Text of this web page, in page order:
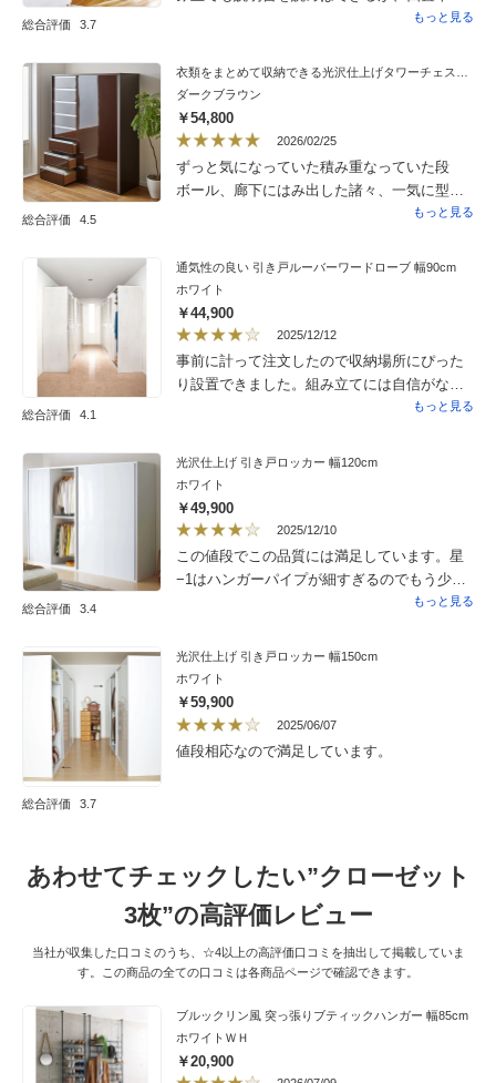
総合評価 3.7
度のスペースが必要で、寝かして組み立て、
に棚を作り好みに使用できる。
もっと見る
総合評価 4.5
ダークブラウン
￥54,800
2026/02/25
ずっと気になっていた積み重なっていた段
ボール、廊下にはみ出した諸々、一気に型が
つきました。テーブルの後ろに置きたかった
入れできる引き戸を探して早５年。引き出し
もストッパーが付いていて安心。うち的には
もう少し大きくても良かったのですが、収納
力抜群で、このサイズでも十分でした。確か
に、引き出しは若干重い。なので、皆さんの
レビューを参考に組み立てもお願いしまし
た。朝からずっと待っていたのに、来てくれ
が読めないので配達の最後になってしまうん
ですって。でも、明るくて爽やかなお兄さん
二人で一生懸命組み立ててくれて、最後に
ちゃんと拭き上げてゴミも丁寧に拾っていっ
てくれました。ぴかぴかの新しいクローゼッ
トは、お値段の割に高見えです。友達にも褒
めてもらえて、大満足です。確かに、セット
もっと見る
総合評価 4.1
通気性の良い 引き戸ルーバーワードローブ 幅90cm
ホワイト
￥44,900
2025/12/12
事前に計って注文したので収納場所にぴった
り設置できました。組み立てには自信がなく
注文時に組み立て依頼しました。思っていた
が開き扉ではないので収納しやすく洋服や雑
貨が入って助かりました。
もっと見る
総合評価 3.4
光沢仕上げ 引き戸ロッカー 幅120cm
ホワイト
￥49,900
2025/12/10
この値段でこの品質には満足しています。星
−1はハンガーパイプが細すぎるのでもう少し
肉厚か、太くしても良かったんじやないか
もっと見る
総合評価 3.7
光沢仕上げ 引き戸ロッカー 幅150cm
ホワイト
￥59,900
2025/06/07
値段相応なので満足しています。
あわせてチェックしたい”クローゼット
3枚”の高評価レビュー
当社が収集した口コミのうち、☆4以上の高評価口コミを抽出して掲載していま
す。この商品の全ての口コミは各商品ページで確認できます。
ブルックリン風 突っ張りブティックハンガー 幅85cm
ホワイトＷＨ
￥20,900